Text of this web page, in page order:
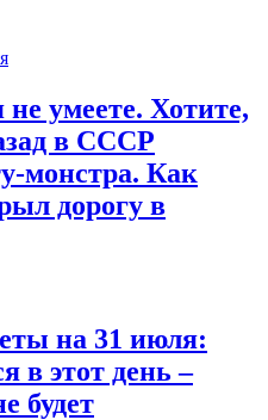
умеете. Хотите,
в СССР
монстра. Как
дорогу в
на 31 июля:
в этот день –
будет